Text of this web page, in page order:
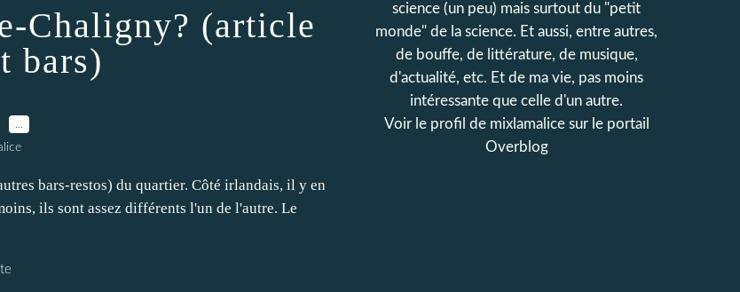
Chaligny? (article
bars)
bars-restos) du quartier. Côté irlandais, il y en
ils sont assez différents l'un de l'autre. Le
science (un peu) mais surtout du "petit
monde" de la science. Et aussi, entre autres,
de bouffe, de littérature, de musique,
d'actualité, etc. Et de ma vie, pas moins
intéressante que celle d'un autre.
Voir le profil de mixlamalicesur le portail
Overblog